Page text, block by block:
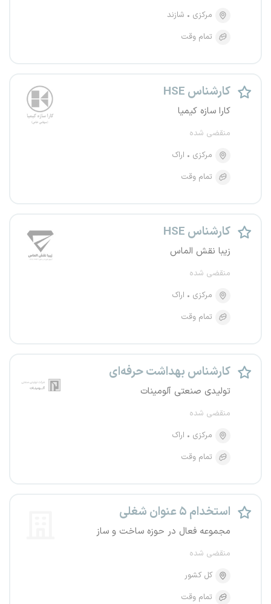
مرکزی
شازند
تمام وقت
کارشناس HSE
کارا سازه کیمیا
منقضی شده
مرکزی
اراک
تمام وقت
کارشناس HSE
زیبا نقش الماس
منقضی شده
مرکزی
اراک
تمام وقت
کارشناس بهداشت حرفه‌ای
تولیدی صنعتی آلومینات
منقضی شده
مرکزی
اراک
تمام وقت
استخدام ۵ عنوان شغلی
مجموعه فعال در حوزه ساخت و ساز
منقضی شده
کل کشور
تمام وقت